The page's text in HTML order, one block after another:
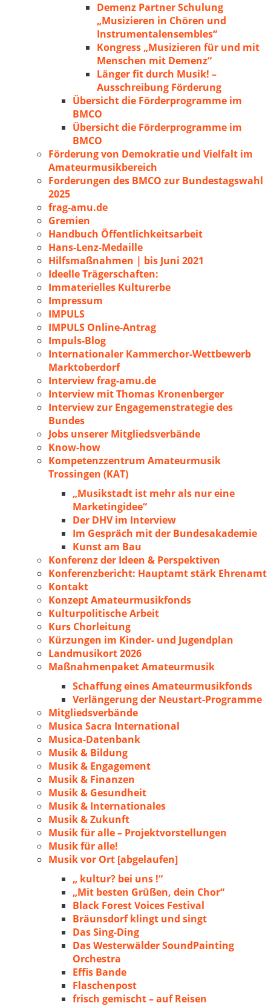
Demenz Partner Schulung
„Musizieren in Chören und
Instrumentalensembles“
Kongress „Musizieren für und mit
Menschen mit Demenz“
Länger fit durch Musik! –
Ausschreibung Förderung
Übersicht die Förderprogramme im
BMCO
Übersicht die Förderprogramme im
BMCO
Förderung von Demokratie und Vielfalt im
Amateurmusikbereich
Forderungen des BMCO zur Bundestagswahl
2025
frag-amu.de
Gremien
Handbuch Öffentlichkeitsarbeit
Hans-Lenz-Medaille
Hilfsmaßnahmen | bis Juni 2021
Ideelle Trägerschaften:
Immaterielles Kulturerbe
Impressum
IMPULS
IMPULS Online-Antrag
Impuls-Blog
Internationaler Kammerchor-Wettbewerb
Marktoberdorf
Interview frag-amu.de
Interview mit Thomas Kronenberger
Interview zur Engagemenstrategie des
Bundes
Jobs unserer Mitgliedsverbände
Know-how
Kompetenzzentrum Amateurmusik
Trossingen (KAT)
„Musikstadt ist mehr als nur eine
Marketingidee“
Der DHV im Interview
Im Gespräch mit der Bundesakademie
Kunst am Bau
Konferenz der Ideen & Perspektiven
Konferenzbericht: Hauptamt stärk Ehrenamt
Kontakt
Konzept Amateurmusikfonds
Kulturpolitische Arbeit
Kurs Chorleitung
Kürzungen im Kinder- und Jugendplan
Landmusikort 2026
Maßnahmenpaket Amateurmusik
Schaffung eines Amateurmusikfonds
Verlängerung der Neustart-Programme
Mitgliedsverbände
Musica Sacra International
Musica-Datenbank
Musik & Bildung
Musik & Engagement
Musik & Finanzen
Musik & Gesundheit
Musik & Internationales
Musik & Zukunft
Musik für alle – Projektvorstellungen
Musik für alle!
Musik vor Ort [abgelaufen]
„ kultur? bei uns !“
„Mit besten Grüßen, dein Chor“
Black Forest Voices Festival
Bräunsdorf klingt und singt
Das Sing-Ding
Das Westerwälder SoundPainting
Orchestra
Effis Bande
Flaschenpost
frisch gemischt – auf Reisen